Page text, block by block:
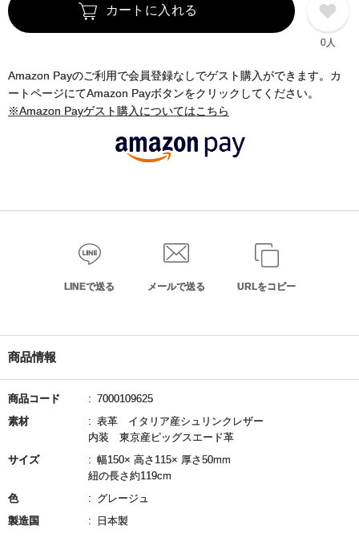
カートに入れる
0人
Amazon Payのご利用で会員登録なしでゲスト購入ができます。カ
ートページにてAmazon Payボタンをクリックしてください。
※Amazon Payゲスト購入についてはこちら
LINEで送る メールで送る URLをコピー
商品情報
商品コード
7000109625
素材
表革 イタリア産シュリンクレザー
内装 東京産ピッグスエード革
サイズ
幅150× 高さ115× 厚さ50mm
紐の長さ約119cm
色
グレージュ
製造国
日本製